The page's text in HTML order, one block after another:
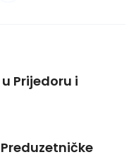
Prijedoru i